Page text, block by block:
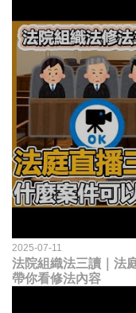
2025-07-11
法院組織法三讀｜法
帶你看修法內容